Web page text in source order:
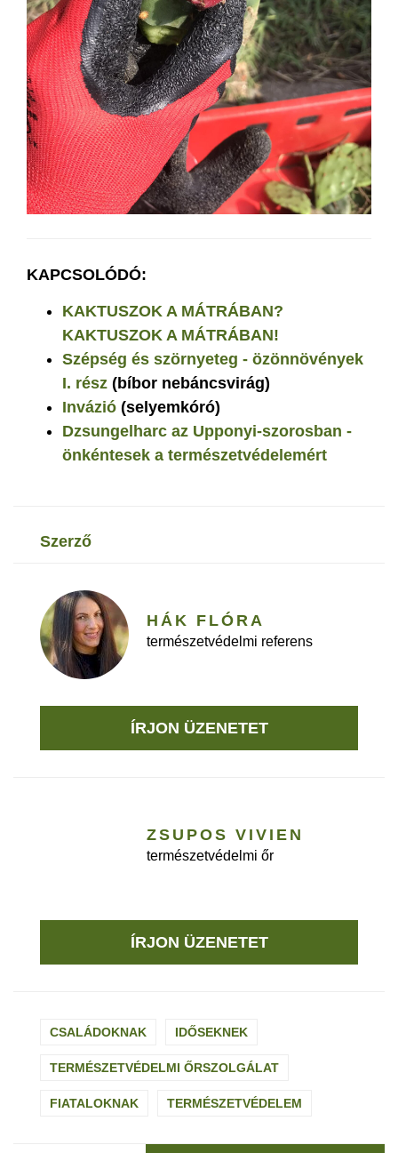
KAPCSOLÓDÓ:
KAKTUSZOK A MÁTRÁBAN?
KAKTUSZOK A MÁTRÁBAN!
Szépség és szörnyeteg - özönnövények
I. rész (bíbor nebáncsvirág)
Invázió (selyemkóró)
Dzsungelharc az Upponyi-szorosban -
önkéntesek a természetvédelemért
szerző
HÁK FLÓRA
természetvédelmi referens
ÍRJON ÜZENETET
ZSUPOS VIVIEN
természetvédelmi őr
ÍRJON ÜZENETET
CSALÁDOKNAK IDŐSEKNEK
TERMÉSZETVÉDELMI ŐRSZOLGÁLAT
FIATALOKNAK TERMÉSZETVÉDELEM